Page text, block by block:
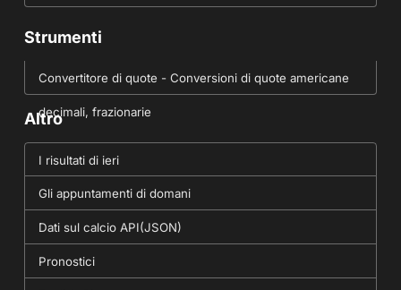
Strumenti
Convertitore di quote - Conversioni di quote americane
decimali, frazionarie
Altro
I risultati di ieri
Gli appuntamenti di domani
Dati sul calcio API(JSON)
Pronostici